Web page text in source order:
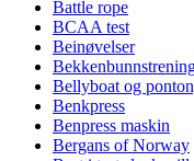
Battle rope
BCAA test
Beinøvelser
Bellyboat og
Benkpress
Benpress maskin
Bergans of Norway